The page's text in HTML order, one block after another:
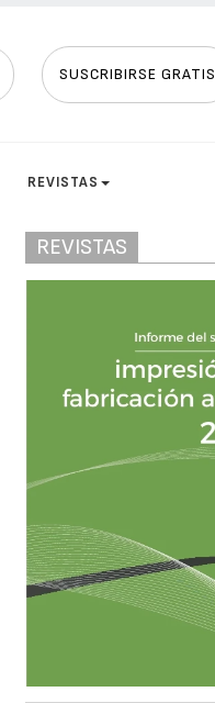
SUSCRIBIRSE GRATIS
REVISTAS
REVISTAS